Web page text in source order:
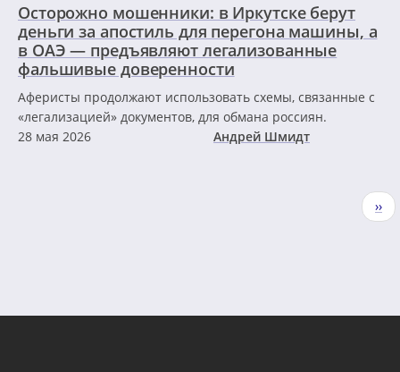
Осторожно мошенники: в Иркутске берут
деньги за апостиль для перегона машины, а
в ОАЭ — предъявляют легализованные
фальшивые доверенности
Аферисты продолжают использовать схемы, связанные с
«легализацией» документов, для обмана россиян.
28 мая 2026
Андрей Шмидт
››